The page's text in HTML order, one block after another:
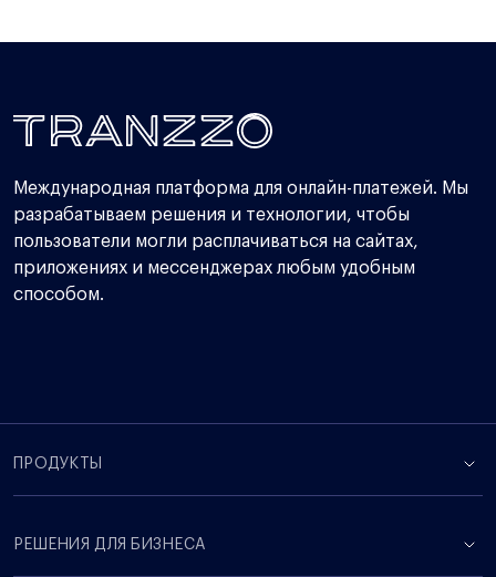
Международная платформа для онлайн-платежей. Мы
разрабатываем решения и технологии, чтобы
пользователи могли расплачиваться на сайтах,
приложениях и мессенджерах любым удобным
способом.
ПРОДУКТЫ
РЕШЕНИЯ ДЛЯ БИЗНЕСА